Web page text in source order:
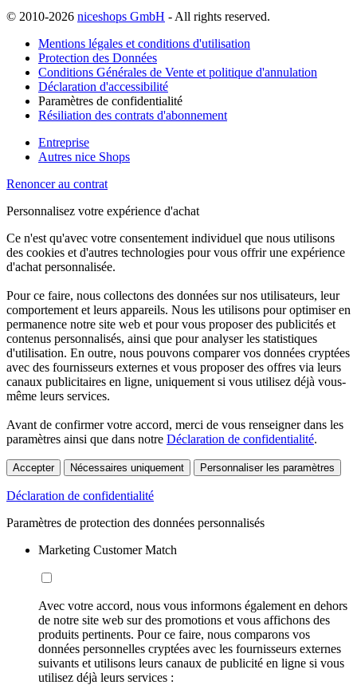
© 2010-2026 niceshops GmbH - All rights reserved.
Mentions légales et conditions d'utilisation
Protection des Données
Conditions Générales de Vente et politique d'annulation
Déclaration d'accessibilité
Paramètres de confidentialité
Résiliation des contrats d'abonnement
Entreprise
Autres nice Shops
Renoncer au contrat
Personnalisez votre expérience d'achat
Ce n'est qu'avec votre consentement individuel que nous utilisons
des cookies et d'autres technologies pour vous offrir une expérience
d'achat personnalisée.
Pour ce faire, nous collectons des données sur nos utilisateurs, leur
comportement et leurs appareils. Nous les utilisons pour optimiser en
permanence notre site web et pour vous proposer des publicités et
contenus personnalisés, ainsi que pour analyser les statistiques
d'utilisation. En outre, nous pouvons comparer vos données cryptées
avec des fournisseurs externes et vous proposer des offres via leurs
canaux publicitaires en ligne, uniquement si vous utilisez déjà vous-
même leurs services.
Avant de confirmer votre accord, merci de vous renseigner dans les
paramètres ainsi que dans notre Déclaration de confidentialité.
Accepter Nécessaires uniquement Personnaliser les paramètres
Déclaration de confidentialité
Paramètres de protection des données personnalisés
Marketing Customer Match
Avec votre accord, nous vous informons également en dehors
de notre site web sur des promotions et vous affichons des
produits pertinents. Pour ce faire, nous comparons vos
données personnelles cryptées avec les fournisseurs externes
suivants et utilisons leurs canaux de publicité en ligne si vous
utilisez déjà leurs services :